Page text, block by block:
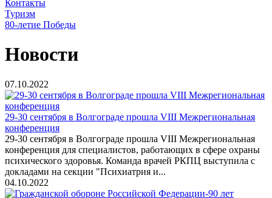
Контакты
Туризм
80-летие Победы
Новости
07.10.2022
29-30 сентября в Волгограде прошла VIII Межрегиональная
конференция
29-30 сентября в Волгограде прошла VIII Межрегиональная
конференция для специалистов, работающих в сфере охраны
психического здоровья. Команда врачей РКПЦ выступила с
докладами на секции "Психиатрия и...
04.10.2022